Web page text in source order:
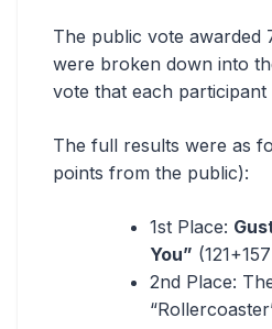
The public vote awarded
were broken down into
vote that each participant
The full results were as
points from the public):
1st Place:
You”
2nd Place: